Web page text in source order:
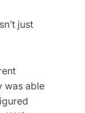
just
was able